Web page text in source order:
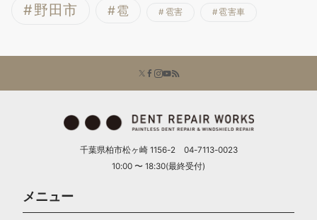
野田市 雹 雹害 雹害車
千葉県柏市松ヶ崎 1156-2 04-7113-0023
10:00 〜 18:30(最終受付)
メニュー